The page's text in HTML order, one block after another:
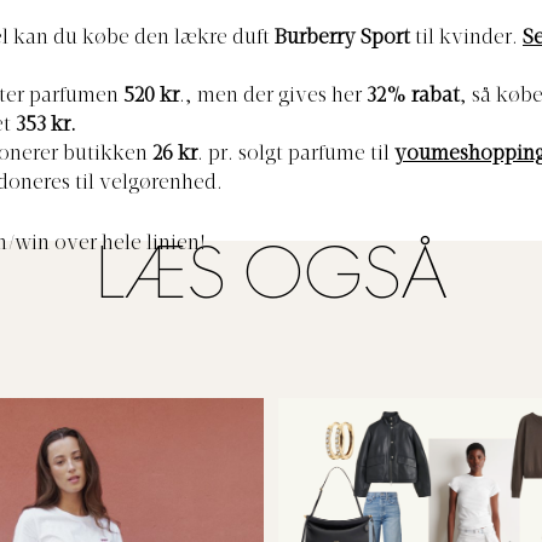
kan du købe den lækre duft Burberry Sporttil kvinder.
parfumen 520 kr., men der gives her 32% rabat, så
353 kr.
butikken 26 kr. pr. solgt parfume til
til velgørenhed.
win over hele linien!
LÆS OGSÅ